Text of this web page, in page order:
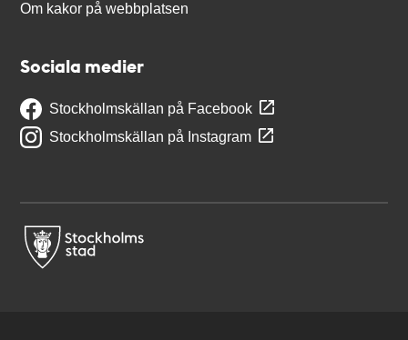
Om kakor på webbplatsen
Sociala medier
Stockholmskällan på Facebook
Stockholmskällan på Instagram